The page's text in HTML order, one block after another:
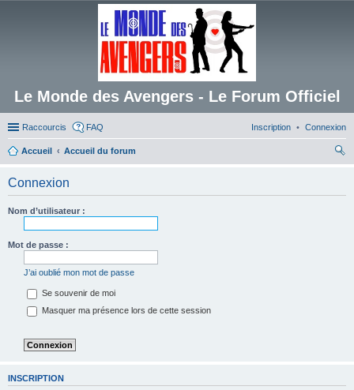
Le Monde des Avengers - Le Forum Officiel
Raccourcis FAQ Connexion
Inscription
Accueil
Accueil du forum
Connexion
Nom d’utilisateur :
Mot de passe :
J’ai oublié mon mot de passe
Se souvenir de moi
Masquer ma présence lors de cette session
INSCRIPTION